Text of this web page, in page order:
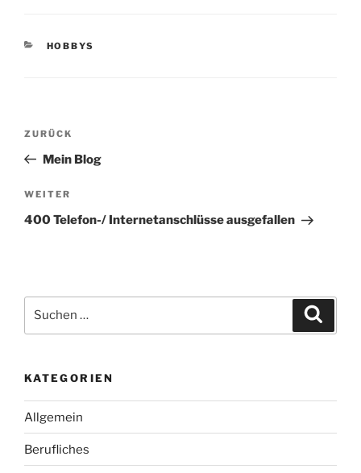
KATEGORIEN
HOBBYS
Beitragsnavigation
Vorheriger
Beitrag
ZURÜCK
Mein Blog
Nächster
Beitrag
WEITER
400 Telefon-/ Internetanschlüsse ausgefallen
nach:
KATEGORIEN
Allgemein
Berufliches